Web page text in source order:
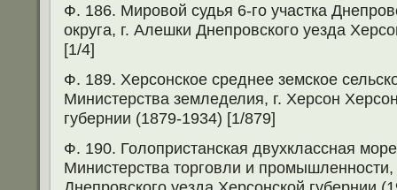
Ф. 186. Мировой судья 6-го участка
округа, г. Алешки Днепровского уезда
[1/4]
Ф. 189. Херсонское среднее земское
Министерства земледелия, г. Херсон
губернии (1879-1934) [1/879]
Ф. 190. Голопристанская двухклассная
Министерства торговли и